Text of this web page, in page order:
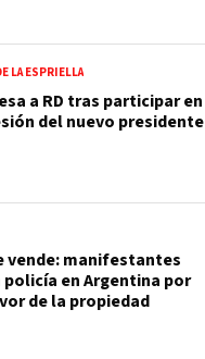
LA ESPRIELLA
a RD tras participar en
del nuevo presidente
vende: manifestantes
policía en Argentina por
de la propiedad